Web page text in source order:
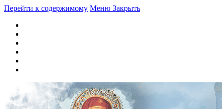
Перейти к содержимому Меню Закрыть